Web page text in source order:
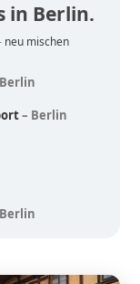
in Berlin.
neu mischen
– Berlin